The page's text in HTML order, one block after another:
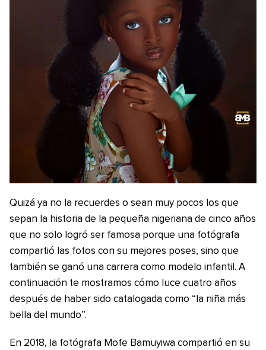
Quizá ya no la recuerdes o sean muy pocos los que
sepan la historia de la pequeña nigeriana de cinco años
que no solo logró ser famosa porque una fotógrafa
compartió las fotos con su mejores poses, sino que
también se ganó una carrera como modelo infantil. A
continuación te mostramos cómo luce cuatro años
después de haber sido catalogada como “la niña más
bella del mundo”.
En 2018, la fotógrafa Mofe Bamuyiwa compartió en su